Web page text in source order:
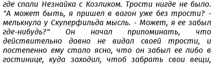
где спали Незнайка с Козликом. Трости нигде не было.
"А может быть, я пришел в вагон уже без трости? -
мелькнула у Скуперфильда мысль. - Может, я ее забыл
где-нибудь?" Он начал припоминать, что
действительно давно не видал своей трости, и
постепенно ему стало ясно, что он забыл ее либо в
гостинице, куда заходил, чтоб забрать свои вещи,